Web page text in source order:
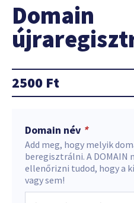
Domain
2500 Ft
Domain név *
Add meg, hogy melyik
beregisztrálni. A
ellenőrizni tudod, hogy a
vagy sem!